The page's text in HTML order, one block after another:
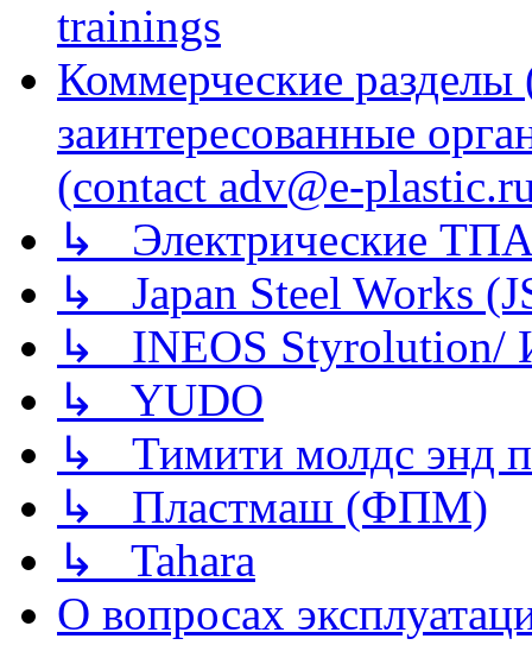
trainings
Коммерческие
заинтересованные
(contact adv@e-
↳ Электрические
↳ Japan Steel Works
↳ INEOS
↳ YUDO
↳ Тимити молдс энд
↳ Пластмаш (ФПМ)
↳ Tahara
О вопросах